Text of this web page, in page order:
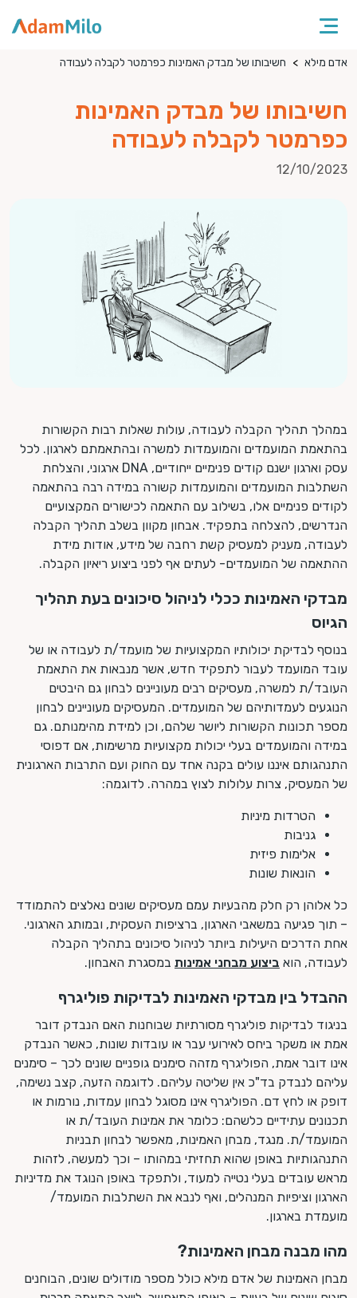
אדם מילא חשיבותו של מבדק האמינות כפרמטר לקבלה לעבודה
חשיבותו של מבדק האמינות
כפרמטר לקבלה לעבודה
12/10/2023
במהלך תהליך הקבלה לעבודה, עולות שאלות רבות הקשורות
בהתאמת המועמדים והמועמדות למשרה ובהתאמתם לארגון. לכל
עסק וארגון ישנם קודים פנימיים ייחודיים, DNA ארגוני, והצלחת
השתלבות המועמדים והמועמדות קשורה במידה רבה בהתאמה
לקודים פנימיים אלו, בשילוב עם התאמה לכישורים המקצועיים
הנדרשים, להצלחה בתפקיד. אבחון מקוון בשלב תהליך הקבלה
לעבודה, מעניק למעסיק קשת רחבה של מידע, אודות מידת
ההתאמה של המועמדים- לעתים אף לפני ביצוע ריאיון הקבלה.
מבדקי האמינות ככלי לניהול סיכונים בעת תהליך
הגיוס
בנוסף לבדיקת יכולותיו המקצועיות של מועמד/ת לעבודה או של
עובד המועמד לעבור לתפקיד חדש, אשר מנבאות את התאמת
העובד/ת למשרה, מעסיקים רבים מעוניינים לבחון גם היבטים
הנוגעים לעמדותיהם של המועמדים. המעסיקים מעוניינים לבחון
מספר תכונות הקשורות ליושר שלהם, וכן למידת מהימנותם. גם
במידה והמועמדים בעלי יכולות מקצועיות מרשימות, אם דפוסי
התנהגותם איננו עולים בקנה אחד עם החוק ועם התרבות הארגונית
של המעסיק, צרות עלולות לצוץ במהרה. לדוגמה:
הטרדות מיניות
גניבות
אלימות פיזית
הונאות שונות
כל אלוהן רק חלק מהבעיות עמם מעסיקים שונים נאלצים להתמודד
– תוך פגיעה במשאבי הארגון, ברציפות העסקית, ובמותג הארגוני.
אחת הדרכים היעילות ביותר לניהול סיכונים בתהליך הקבלה
לעבודה, הוא ביצוע מבחני אמינות במסגרת האבחון.
ההבדל בין מבדקי האמינות לבדיקות פוליגרף
בניגוד לבדיקות פוליגרף מסורתיות שבוחנות האם הנבדק דובר
אמת או משקר ביחס לאירועי עבר או עובדות שונות, כאשר הנבדק
אינו דובר אמת, הפוליגרף מזהה סימנים גופניים שונים לכך – סימנים
עליהם לנבדק בד"כ אין שליטה עליהם. לדוגמה הזעה, קצב נשימה,
דופק או לחץ דם. הפוליגרף אינו מסוגל לבחון עמדות, נורמות או
תכנונים עתידיים כלשהם: כלומר את אמינות העובד/ת או
המועמד/ת. מנגד, מבחן האמינות, מאפשר לבחון תבניות
התנהגותיות באופן שהוא תחזיתי במהותו – וכך למעשה, לזהות
מראש עובדים בעלי נטייה למעוד, ולתפקד באופן הנוגד את מדיניות
הארגון וציפיות המנהלים, ואף לנבא את השתלבות המועמד/
מועמדת בארגון.
מהו מבנה מבחן האמינות?
מבחן האמינות של אדם מילא כולל מספר מודולים שונים, הבוחנים